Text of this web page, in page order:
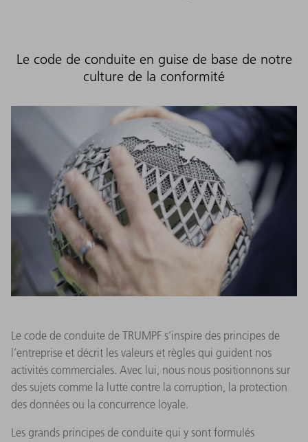
Le code de conduite en guise de base de notre
culture de la conformité
Le code de conduite de TRUMPF s’inspire des principes de
l’entreprise et décrit les valeurs et règles qui guident nos
activités commerciales. Avec lui, nous nous positionnons sur
des sujets comme la lutte contre la corruption, la protection
des données ou la concurrence loyale.
Les grands principes de conduite qui y sont formulés